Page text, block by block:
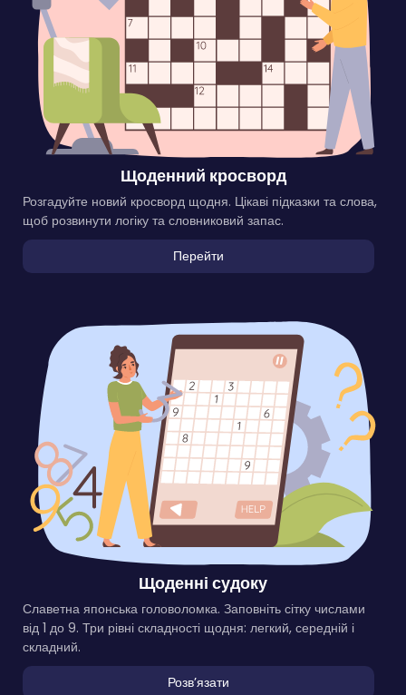
Щоденний кросворд
Розгадуйте новий кросворд щодня. Цікаві підказки та слова,
щоб розвинути логіку та словниковий запас.
Перейти
Щоденні судоку
Славетна японська головоломка. Заповніть сітку числами
від 1 до 9. Три рівні складності щодня: легкий, середній і
складний.
Розвʼязати